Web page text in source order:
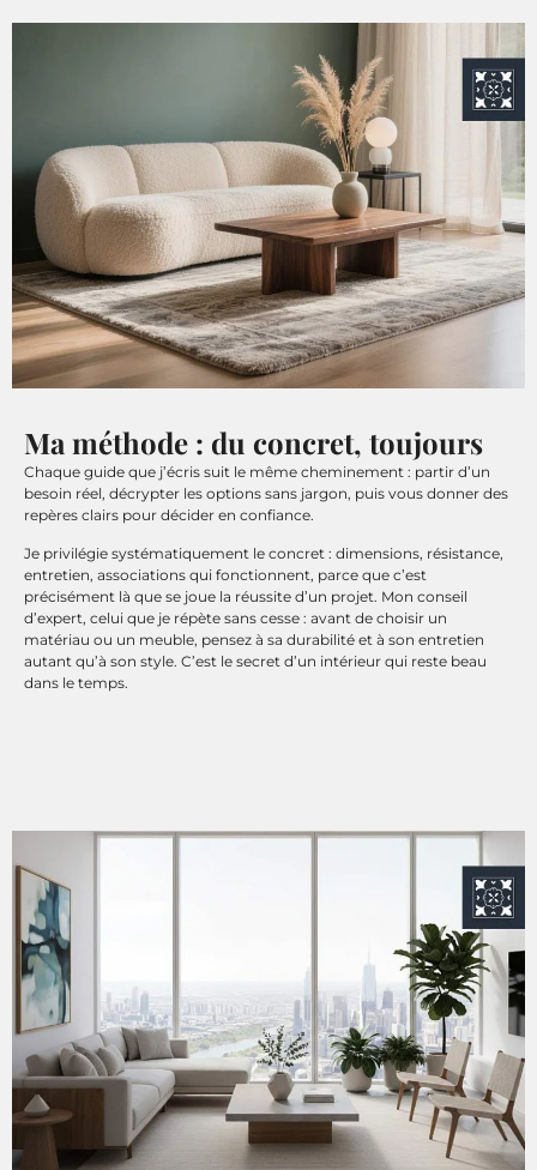
Ma méthode : du concret, toujours
Chaque guide que j’écris suit le même cheminement : partir d’un
besoin réel, décrypter les options sans jargon, puis vous donner des
repères clairs pour décider en confiance.
Je privilégie systématiquement le concret : dimensions, résistance,
entretien, associations qui fonctionnent, parce que c’est
précisément là que se joue la réussite d’un projet. Mon conseil
d’expert, celui que je répète sans cesse : avant de choisir un
matériau ou un meuble, pensez à sa durabilité et à son entretien
autant qu’à son style. C’est le secret d’un intérieur qui reste beau
dans le temps.